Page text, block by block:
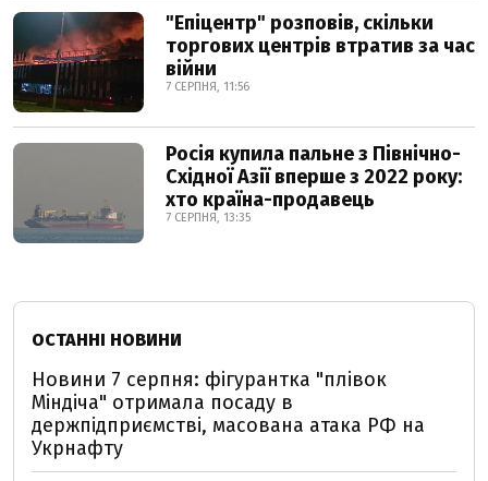
"Епіцентр" розповів, скільки
торгових центрів втратив за час
війни
7 СЕРПНЯ, 11:56
Росія купила пальне з Північно-
Східної Азії вперше з 2022 року:
хто країна-продавець
7 СЕРПНЯ, 13:35
ОСТАННІ НОВИНИ
Новини 7 серпня: фігурантка "плівок
Міндіча" отримала посаду в
держпідприємстві, масована атака РФ на
Укрнафту